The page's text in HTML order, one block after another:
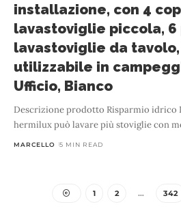
installazione, con 4
lavastoviglie piccola,
lavastoviglie da tavolo,
utilizzabile in
Ufficio, Bianco
Descrizione prodotto Risparmio idrico
hermilux può lavare più stoviglie con
MARCELLO 5 MIN READ
1 2 … 342